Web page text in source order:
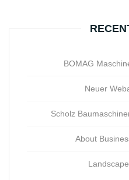
BOMAG
Neuer
Scholz
About